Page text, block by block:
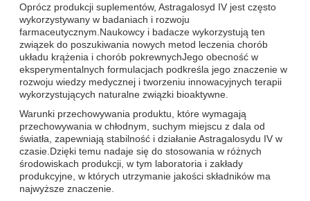
Oprócz produkcji suplementów, Astragalosyd IV jest często
wykorzystywany w badaniach i rozwoju
farmaceutycznym.Naukowcy i badacze wykorzystują ten
związek do poszukiwania nowych metod leczenia chorób
układu krążenia i chorób pokrewnychJego obecność w
eksperymentalnych formulacjach podkreśla jego znaczenie w
rozwoju wiedzy medycznej i tworzeniu innowacyjnych terapii
wykorzystujących naturalne związki bioaktywne.
Warunki przechowywania produktu, które wymagają
przechowywania w chłodnym, suchym miejscu z dala od
światła, zapewniają stabilność i działanie Astragalosydu IV w
czasie.Dzięki temu nadaje się do stosowania w różnych
środowiskach produkcji, w tym laboratoria i zakłady
produkcyjne, w których utrzymanie jakości składników ma
najwyższe znaczenie.